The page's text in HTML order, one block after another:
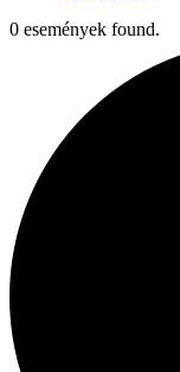
0 események found.